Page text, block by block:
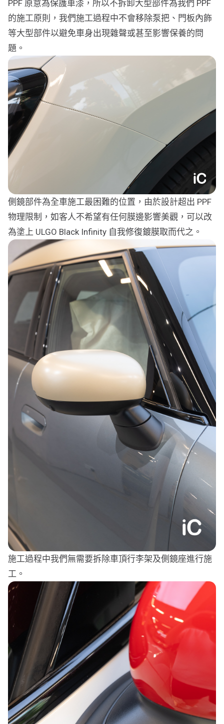
PPF 原意為保護車漆，所以不拆卸大型部件為我們 PPF
的施工原則，我們施工過程中不會移除泵把、門板內飾
等大型部件以避免車身出現雜聲或甚至影響保養的問
題。
側鏡部件為全車施工最困難的位置，由於設計超出 PPF
物理限制，如客人不希望有任何膜邊影響美觀，可以改
為塗上 ULGO Black Infinity 自我修復鍍膜取而代之。
施工過程中我們無需要拆除車頂行李架及側鏡座進行施
工。